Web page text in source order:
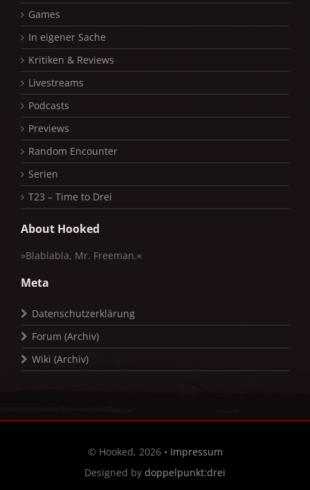
Games
In eigener Sache
Kritiken & Reviews
Livestreams
Podcasts
Previews
Random Encounter
Serien
T23 – Time to Drei
About Hooked
»Blablabla, Mr. Freeman.«
Meta
Datenschutzerklärung
Forum (Archiv)
Wiki (Archiv)
© Hooked, 2026 • Impressum
Designed by doppelpunkt:drei